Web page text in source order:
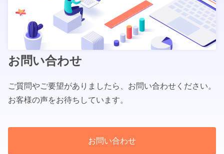
お問い合わせ
ご質問やご要望がありましたら、お問い合わせください。
お客様の声をお待ちしています。
お問い合わせ